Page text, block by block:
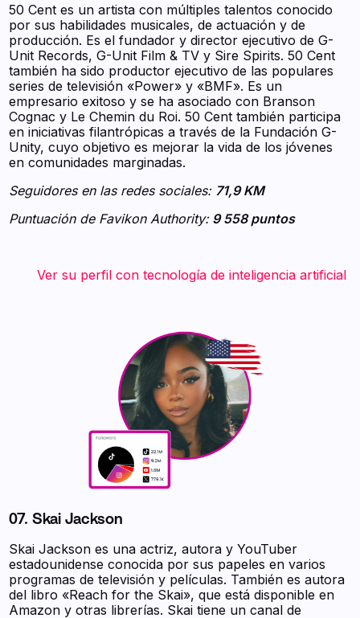
50 Cent es un artista con múltiples talentos conocido
por sus habilidades musicales, de actuación y de
producción. Es el fundador y director ejecutivo de G-
Unit Records, G-Unit Film & TV y Sire Spirits. 50 Cent
también ha sido productor ejecutivo de las populares
series de televisión «Power» y «BMF». Es un
empresario exitoso y se ha asociado con Branson
Cognac y Le Chemin du Roi. 50 Cent también participa
en iniciativas filantrópicas a través de la Fundación G-
Unity, cuyo objetivo es mejorar la vida de los jóvenes
en comunidades marginadas.
Seguidores en las redes sociales: 71,9 KM
Puntuación de Favikon Authority:9 558 puntos
‍ ‍ ‍ ‍ ‍ ‍ ‍ Ver su perfil con tecnología de inteligencia artificial
07. Skai Jackson
Skai Jackson es una actriz, autora y YouTuber
estadounidense conocida por sus papeles en varios
programas de televisión y películas. También es autora
del libro «Reach for the Skai», que está disponible en
Amazon y otras librerías. Skai tiene un canal de